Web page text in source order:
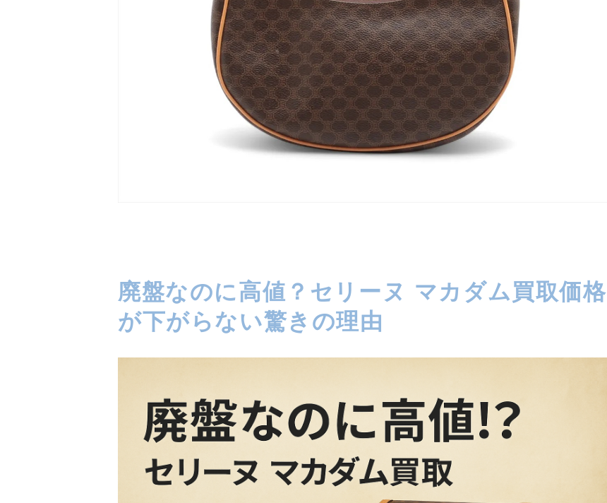
廃盤なのに高値？セリーヌ マカダム買取価格
が下がらない驚きの理由